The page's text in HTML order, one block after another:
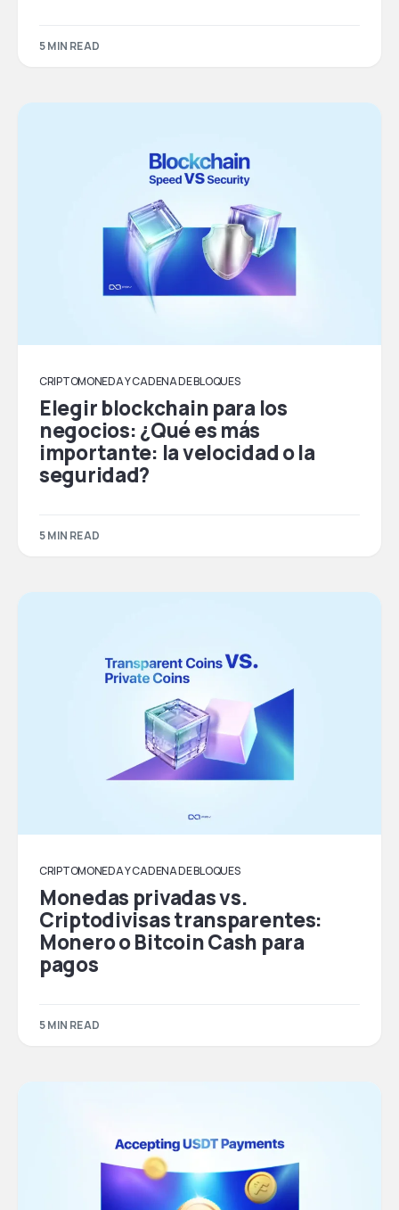
5 MIN READ
CRIPTOMONEDA Y CADENA DE BLOQUES
Elegir blockchain para los
negocios: ¿Qué es más
importante: la velocidad o la
seguridad?
5 MIN READ
CRIPTOMONEDA Y CADENA DE BLOQUES
Monedas privadas vs.
Criptodivisas transparentes:
Monero o Bitcoin Cash para
pagos
5 MIN READ